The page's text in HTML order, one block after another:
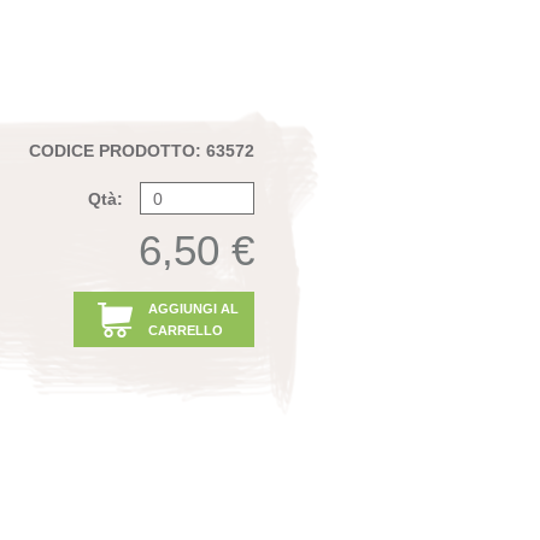
CODICE PRODOTTO: 63572
Qtà:
6,50 €
AGGIUNGI AL
CARRELLO